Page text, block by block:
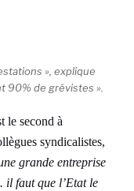
», explique
90% de grévistes ».
le second à
syndicalistes,
grande entreprise
il faut que l’Etat le